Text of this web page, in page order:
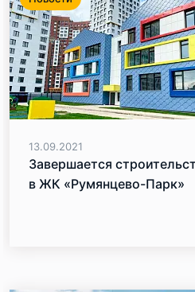
13.09.2021
Завершается
в ЖК «Румянцево-Парк»